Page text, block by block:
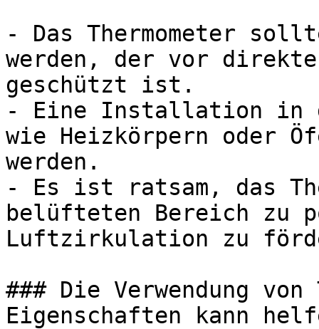
- Das Thermometer
werden, der vor
geschützt ist.
- Eine Installation in
wie Heizkörpern oder
werden.
- Es ist ratsam, das
belüfteten Bereich zu
Luftzirkulation zu
### Die Verwendung
Eigenschaften kann